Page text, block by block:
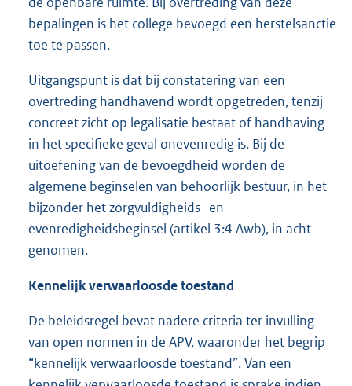
bepalingen is het college bevoegd een herstelsanctie
toe te passen.
Uitgangspunt is dat bij constatering van een
overtreding handhavend wordt opgetreden, tenzij
concreet zicht op legalisatie bestaat of handhaving
in het specifieke geval onevenredig is. Bij de
uitoefening van de bevoegdheid worden de
algemene beginselen van behoorlijk bestuur, in het
bijzonder het zorgvuldigheids- en
evenredigheidsbeginsel (artikel 3:4 Awb), in acht
genomen.
Kennelijk verwaarloosde toestand
De beleidsregel bevat nadere criteria ter invulling
van open normen in de APV, waaronder het begrip
“kennelijk verwaarloosde toestand”. Van een